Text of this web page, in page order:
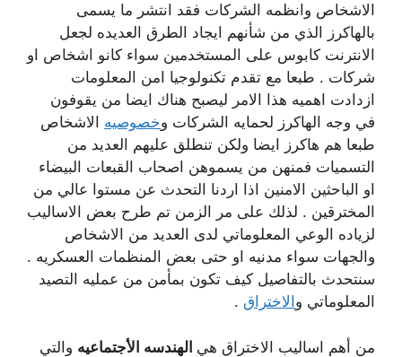
الاشخاص وانظمه الشركات فقد انتشر ما يسمى
بالهاكرز الذي من شأنهم ايجاد الطرق العديده لجعل
الانترنت كابوس على المستخدمين سواء كانو اشخاص او
شركات . طبعا مع تقدم تكنولوجيا امن المعلومات
ازدادت اهميه هذا الامر ليصبح هناك ايضا من يقوفون
في وجه الهاكرز لحمايه الشركات وخصوصيه الاشخاص
طبعا هم هاكرز ايضا ولكن تنطلق عليهم العديد من
التسميات فمنهن من يسموهن اصحاب القبعات البيضاء
او الباحثين الامنين اذا اردنا التحدث عن مستوا عالي من
المخترقين . لذلك على مر الزمن تم طرح بعض الاساليب
لزياده الوعي المعلوماتي لدى العديد من الاشخاص
والجهات سواء مدنيه او حتى بعض المنظمات العسكريه .
سنتحدث بالتفاصيل كيف تكون بمأمن من عمليه التصيد
المعلوماتي و الاختراق .
من أهم اساليب الاختراق هي الهندسه الأجتماعيه والتي